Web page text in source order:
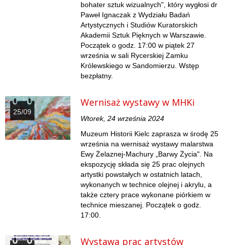
bohater sztuk wizualnych", który wygłosi dr
Paweł Ignaczak z Wydziału Badań
Artystycznych i Studiów Kuratorskich
Akademii Sztuk Pięknych w Warszawie.
Początek o godz. 17:00 w piątek 27
września w sali Rycerskiej Zamku
Królewskiego w Sandomierzu. Wstęp
bezpłatny.
25/09
Wernisaż wystawy w MHKi
Wtorek, 24 września 2024
Muzeum Historii Kielc zaprasza w środę 25
września na wernisaż wystawy malarstwa
Ewy Żelaznej-Machury „Barwy Życia". Na
ekspozycję składa się 25 prac olejnych
artystki powstałych w ostatnich latach,
wykonanych w technice olejnej i akrylu, a
także cztery prace wykonane piórkiem w
technice mieszanej. Początek o godz.
17:00.
Wystawa prac artystów